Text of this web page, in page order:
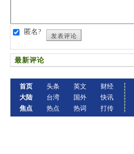
匿名?
发表评论
最新评论
首页
大陆
焦点
头条
台湾
热点
英文
国外
热词
财经
快讯
打传